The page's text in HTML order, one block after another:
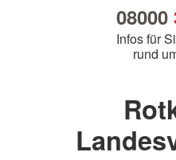
08000
Infos für
rund